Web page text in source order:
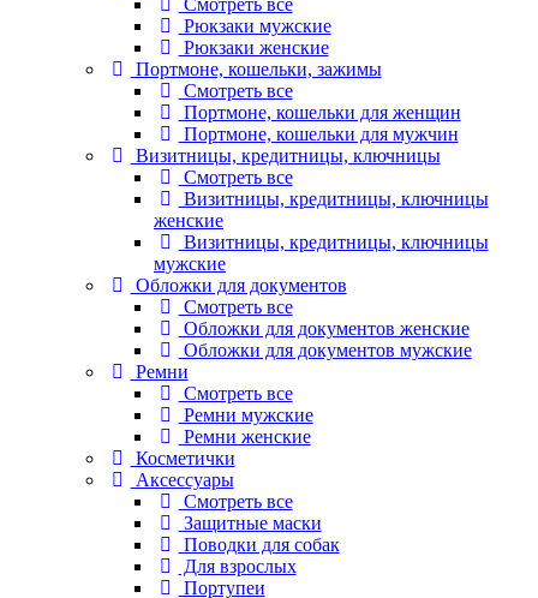
Смотреть все
Рюкзаки мужские
Рюкзаки женские
Портмоне, кошельки, зажимы
Смотреть все
Портмоне, кошельки для женщин
Портмоне, кошельки для мужчин
Визитницы, кредитницы, ключницы
Смотреть все
Визитницы, кредитницы, ключницы
женские
Визитницы, кредитницы, ключницы
мужские
Обложки для документов
Смотреть все
Обложки для документов женские
Обложки для документов мужские
Ремни
Смотреть все
Ремни мужские
Ремни женские
Косметички
Аксессуары
Смотреть все
Защитные маски
Поводки для собак
Для взрослых
Портупеи